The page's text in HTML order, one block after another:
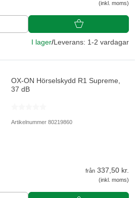
(inkl. moms)
I lager/Leverans: 1-2 vardagar
OX-ON Hörselskydd R1 Supreme,
37 dB
Artikelnummer 80219860
från 337,50 kr.
(inkl. moms)